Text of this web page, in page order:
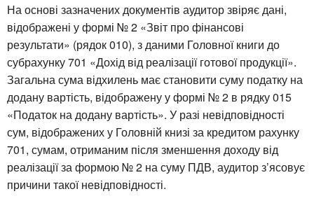
На основі зазначених документів аудитор звіряє дані,
відображені у формі № 2 «Звіт про фінансові
результати» (рядок 010), з даними Головної книги до
субрахунку 701 «Дохід від реалізації готової продукції».
Загальна сума відхилень має становити суму податку на
додану вартість, відображену у формі № 2 в рядку 015
«Податок на додану вартість». У разі невідповідності
сум, відображених у Головній книзі за кредитом рахунку
701, сумам, отриманим після зменшення доходу від
реалізації за формою № 2 на суму ПДВ, аудитор з’ясовує
причини такої невідповідності.